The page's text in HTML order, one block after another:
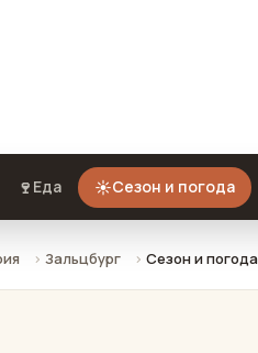
🍷 Еда ☀️Сезон и погода
Зальцбург Сезон и